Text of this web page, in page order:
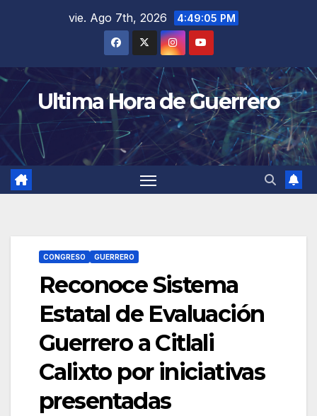
vie. Ago 7th, 2026 4:49:05 PM
Ultima Hora de Guerrero
CONGRESO GUERRERO
Reconoce Sistema
Estatal de Evaluación
Guerrero a Citlali
Calixto por iniciativas
presentadas